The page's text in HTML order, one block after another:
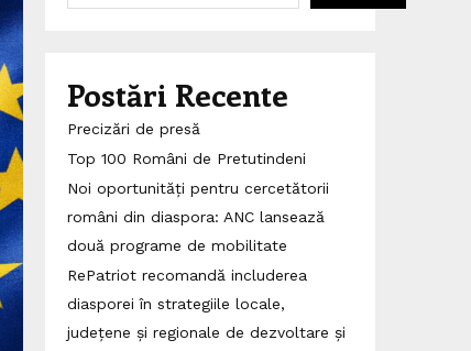
Postări Recente
Precizări de presă
Top 100 Români de Pretutindeni
Noi oportunități pentru cercetătorii
români din diaspora: ANC lansează
două programe de mobilitate
RePatriot recomandă includerea
diasporei în strategiile locale,
județene și regionale de dezvoltare și